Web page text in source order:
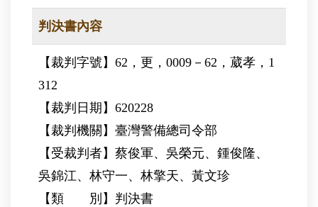
判決書內容
【裁判字號】62，更，0009－62，葳孝，1
312
【裁判日期】620228
【裁判機關】臺灣警備總司令部
【受裁判者】蔡俊軍、吳榮元、鍾俊隆、
吳錦江、林守一、林擎天、黃文珍
【類 別】判決書